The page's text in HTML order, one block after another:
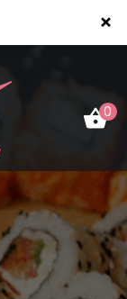
×
0